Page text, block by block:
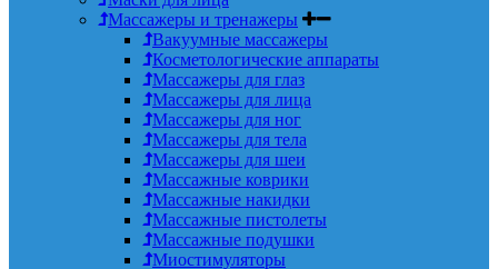
Массажеры и тренажеры
Вакуумные массажеры
Косметологические аппараты
Массажеры для глаз
Массажеры для лица
Массажеры для ног
Массажеры для тела
Массажеры для шеи
Массажные коврики
Массажные накидки
Массажные пистолеты
Массажные подушки
Миостимуляторы